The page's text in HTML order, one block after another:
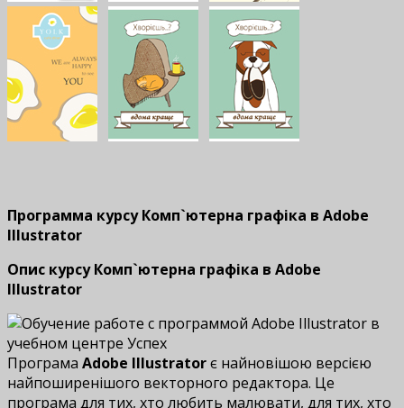
Программа курсу Комп`ютерна графіка в Adobe
Illustrator
Опис курсуКомп`ютерна графіка в Adobe
Illustrator
Програма Adobe Illustratorє найновішою версією
найпоширенішого векторного редактора. Це
програма для тих, хто любить малювати, для тих, хто